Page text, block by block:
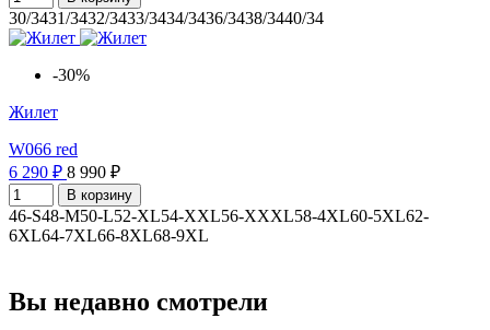
30/3431/3432/3433/3434/3436/3438/3440/34
-30%
Жилет
W066 red
6 290 ₽ 8 990 ₽
В корзину
46-S48-M50-L52-XL54-XXL56-XXXL58-4XL60-5XL62-
6XL64-7XL66-8XL68-9XL
Вы недавно смотрели